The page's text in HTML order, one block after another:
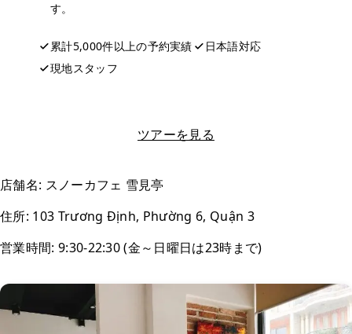
す。
累計5,000件以上の予約実績
日本語対応
現地スタッフ
ツアーを見る
店舗名: スノーカフェ 雪見亭
住所: 103 Trương Định, Phường 6, Quận 3
営業時間: 9:30-22:30 (金～日曜日は23時まで)